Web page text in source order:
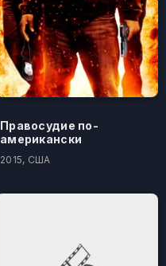
Правосудие по-
американски
2015, США